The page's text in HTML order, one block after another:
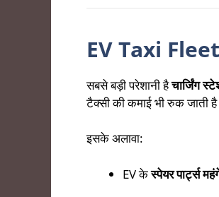
EV Taxi
सबसे बड़ी परेशानी हैचार्जिंग
टैक्सी की कमाई भी रुक जाती
इसके अलावा:
EV केस्पेयर पार्ट्स